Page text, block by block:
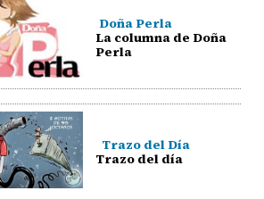
Doña Perla
La columna de Doña
Perla
Trazo del Día
Trazo del día